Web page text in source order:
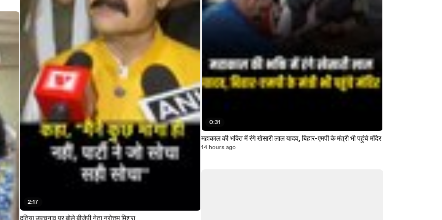
2:17
0:31
महाकाल की भक्ति में रंगे खेसारी लाल यादव, बिहार-एमपी के मंत्री भी पहुंचे मंदिर
14 hours ago